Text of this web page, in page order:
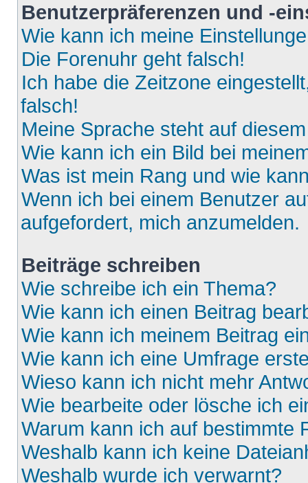
Benutzerpräferenzen und -
Wie kann ich meine
Die Forenuhr geht falsch!
Ich habe die Zeitzone
falsch!
Meine Sprache steht auf
Wie kann ich ein Bild bei
Was ist mein Rang und wie
Wenn ich bei einem Benutzer
aufgefordert, mich anzumelden.
Beiträge schreiben
Wie schreibe ich ein Thema?
Wie kann ich einen Beitrag
Wie kann ich meinem Beitrag
Wie kann ich eine Umfrage
Wieso kann ich nicht mehr
Wie bearbeite oder lösche ich
Warum kann ich auf bestimmte
Weshalb kann ich keine
Weshalb wurde ich verwarnt?